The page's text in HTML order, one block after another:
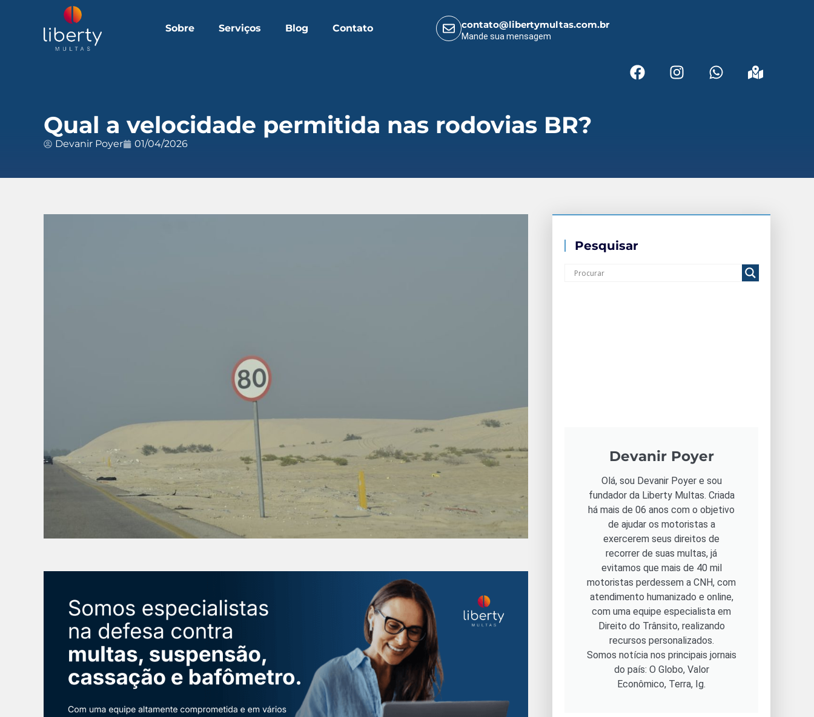
Sobre Serviços Blog Contato contato@libertymultas.com.br
Mande sua mensagem
Qual a velocidade permitida nas rodovias BR?
Devanir Poyer 01/04/2026
Pesquisar
Devanir Poyer
Olá, sou Devanir Poyer e sou
fundador da Liberty Multas. Criada
há mais de 06 anos com o objetivo
de ajudar os motoristas a
exercerem seus direitos de
recorrer de suas multas, já
evitamos que mais de 40 mil
motoristas perdessem a CNH, com
atendimento humanizado e online,
com uma equipe especialista em
Direito do Trânsito, realizando
recursos personalizados.
Somos notícia nos principais jornais
do país: O Globo, Valor
Econômico, Terra, Ig.